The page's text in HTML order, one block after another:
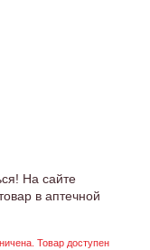
На сайте
в аптечной
Товар доступен